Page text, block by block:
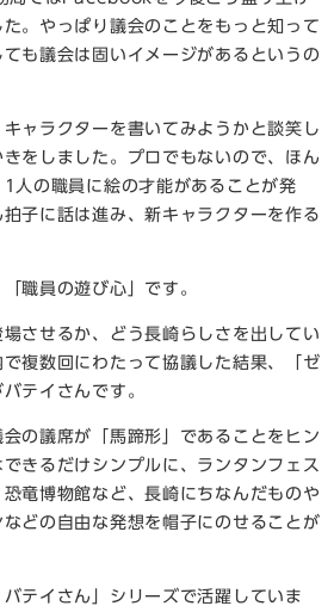
。やっぱり議会のことをもっと知って
も議会は固いイメージがあるというの
ャラクターを書いてみようかと談笑し
をしました。プロでもないので、ほん
人の職員に絵の才能があることが発
子に話は進み、新キャラクターを作る
職員の遊び心」です。
させるか、どう長崎らしさを出してい
複数回にわたって協議した結果、「ゼ
テイさんです。
の議席が「馬蹄形」であることをヒン
きるだけシンプルに、ランタンフェス
竜博物館など、長崎にちなんだものや
どの自由な発想を帽子にのせることが
テイさん」シリーズで活躍していま